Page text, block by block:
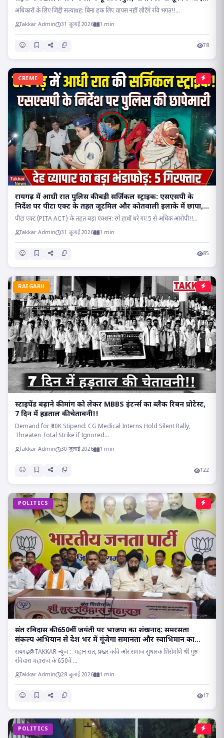
होकर रहेगा चक्काजाम..
अधिकारों के लिए जिद्दी सत्याग्रह: बिना हक लिए वापस नहीं लौटेंगे रवि भगत!!...
Takkar Admin 31 जुलाई 2026 1 min
78
CRIME
रायगढ़ में आधी रात पुलिस की बड़ी सर्जिकल स्ट्राइक: एसएसपी के
निर्देश पर पीटा एक्ट के तहत जूटमिल और कोतवाली इलाके में छापा,
देह व्यापार रैकेट का भंडाफोड़!!
पीटा एक्ट (PITA ACT) के तहत बड़ा एक्शन: रंगे हाथों धरे गए 5 से अधिक आरोपी!!...
Takkar Admin 31 जुलाई 2026 1 min
85
RAIGARH
स्टाइपेंड बढ़ाने की मांग को लेकर MBBS इंटर्न्स का ब्लैक रिबन प्रोटेस्ट,
7 दिन में हड़ताल की चेतावनी!!
Demand for ₹30K Stipend: CG Medical Interns Hold Silent Rally,
Threaten Total Strike if Ignored...
Takkar Admin 30 जुलाई 2026 1 min
122
POLITICS
संत रविदास की 650वीं जयंती पर भाजपा का शंखनाद: समरसता
संकल्प अभियान से देश भर में गूंजेगा समानता और स्वाभिमान का
संदेश!!
रायगढ़@TAKKAR न्यूज :- महान संत, प्रखर कवि और समाज सुधारक शिरोमणि श्री गुरु
रविदास महाराज के 650वें ...
Takkar Admin 28 जुलाई 2026 1 min
17
POLITICS